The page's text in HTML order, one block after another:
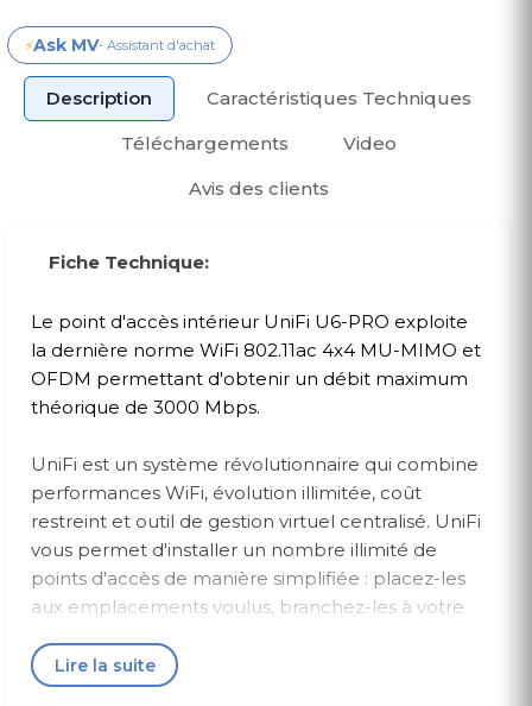
⚡Ask MV- Assistant d'achat
Description
Caractéristiques Techniques
Téléchargements
Video
Avis des clients
Fiche Technique:
Le point d'accès intérieur UniFi U6-PRO exploite
la dernière norme WiFi 802.11ac 4x4 MU-MIMO et
OFDM permettant d'obtenir un débit maximum
théorique de 3000 Mbps.
UniFi est un système révolutionnaire qui combine
performances WiFi, évolution illimitée, coût
restreint et outil de gestion virtuel centralisé. UniFi
vous permet d'installer un nombre illimité de
points d'accès de manière simplifiée : placez-les
aux emplacements voulus, branchez-les à votre
dans la liste du logiciel de gestion. Vous pouvez
ainsi créer en toute simplicité un réseau unifié qui
Lire la suite